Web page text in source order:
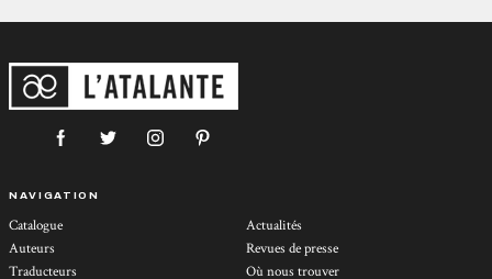
NAVIGATION
Catalogue
Auteurs
Traducteurs
Actualités
Revues de presse
Où nous trouver